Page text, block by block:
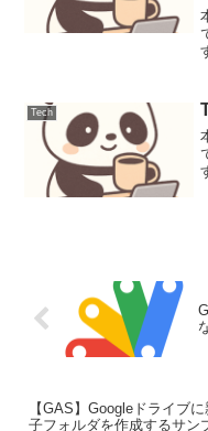
Tech
【GAS】Googleドライブ
子フォルダを作成するサン